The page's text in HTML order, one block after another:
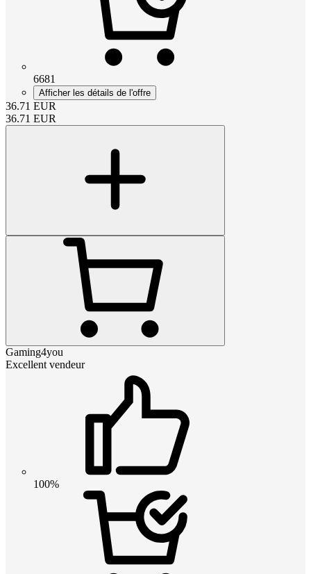
6681
Afficher les détails de l'offre
36.71 EUR
36.71 EUR
Gaming4you
Excellent vendeur
100%